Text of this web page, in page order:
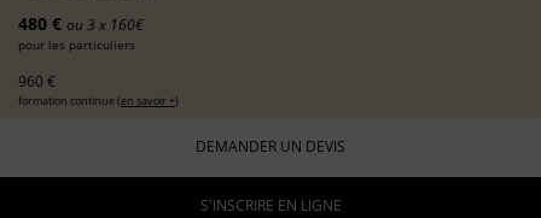
480 € ou 3 x 160€
pour les particuliers
960 €
formation continue (en savoir +)
DEMANDER UN DEVIS
S'INSCRIRE EN LIGNE